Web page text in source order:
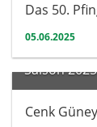
Das 50.
05.06.2025
Herren
Saison
Cenk